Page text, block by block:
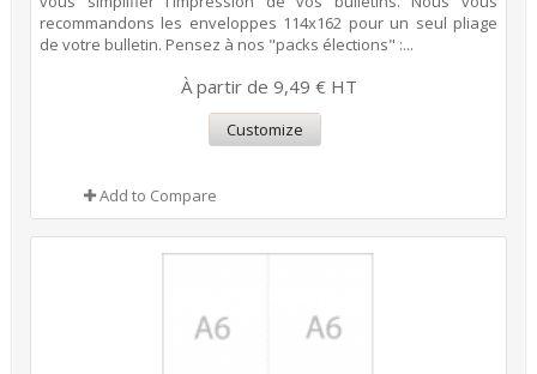
recommandons les enveloppes 114x162 pour un seul pliage
de votre bulletin. Pensez à nos "packs élections" :...
À partir de 9,49 € HT
Customize
Add to Compare